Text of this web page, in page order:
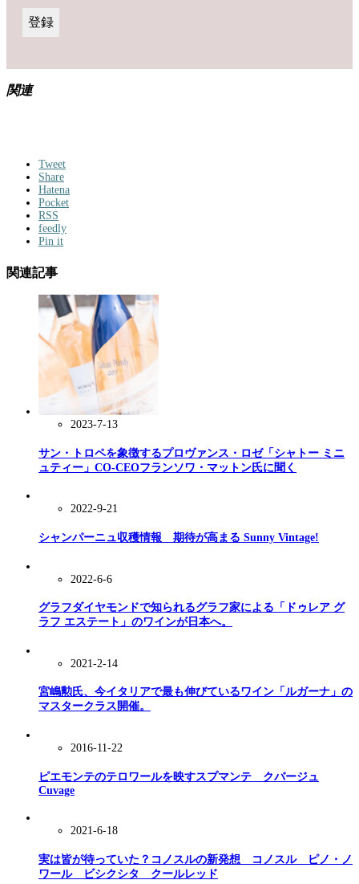
関連
Tweet
Share
Hatena
Pocket
RSS
feedly
Pin it
関連記事
2023-7-13
サン・トロペを象徴するプロヴァンス・ロゼ「シャトー ミニ
ュティー」CO-CEOフランソワ・マットン氏に聞く
2022-9-21
シャンパーニュ収穫情報 期待が高まる Sunny Vintage!
2022-6-6
グラフダイヤモンドで知られるグラフ家による「ドゥレア グ
ラフ エステート」のワインが日本へ。
2021-2-14
宮嶋勲氏、今イタリアで最も伸びているワイン「ルガーナ」の
マスタークラス開催。
2016-11-22
ピエモンテのテロワールを映すスプマンテ クバージュ
Cuvage
2021-6-18
実は皆が待っていた？コノスルの新発想 コノスル ピノ・ノ
ワール ビシクシタ クールレッド